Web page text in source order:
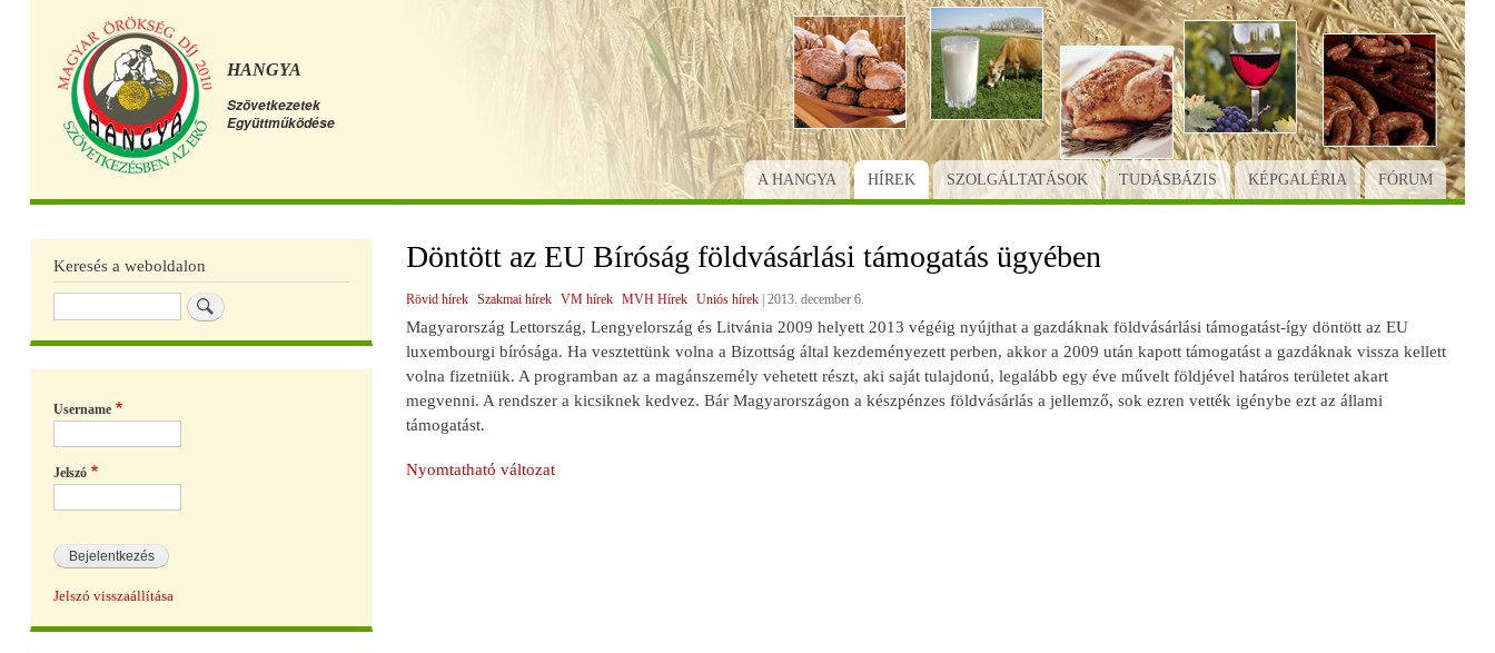
Ugrás
a
tartalomra
HANGYA
Szövetkezetek
Együttműködése
Főmenü
A HANGYA HÍREK SZOLGÁLTATÁSOK TUDÁSBÁZIS KÉPGALÉRIA FÓRUM
Döntött az EU Bíróság földvásárlási támogatás ügyében
Rövid hírek Szakmai hírek VM hírek MVH Hírek Uniós hírek 2013. december 6.
Magyarország Lettország, Lengyelország és Litvánia 2009 helyett 2013 végéig nyújthat a gazdáknak földvásárlási támogatást-így döntött az EU
luxembourgi bírósága. Ha vesztettünk volna a Bizottság által kezdeményezett perben, akkor a 2009 után kapott támogatást a gazdáknak vissza kellett
volna fizetniük. A programban az a magánszemély vehetett részt, aki saját tulajdonú, legalább egy éve művelt földjével határos területet akart
megvenni. A rendszer a kicsiknek kedvez. Bár Magyarországon a készpénzes földvásárlás a jellemző, sok ezren vették igénybe ezt az állami
támogatást.
Nyomtatható változat
Keresés a weboldalon
Username
Jelszó
Jelszó visszaállítása